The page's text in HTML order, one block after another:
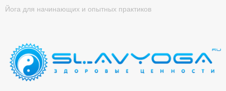
Йога для начинающих и опытных практиков